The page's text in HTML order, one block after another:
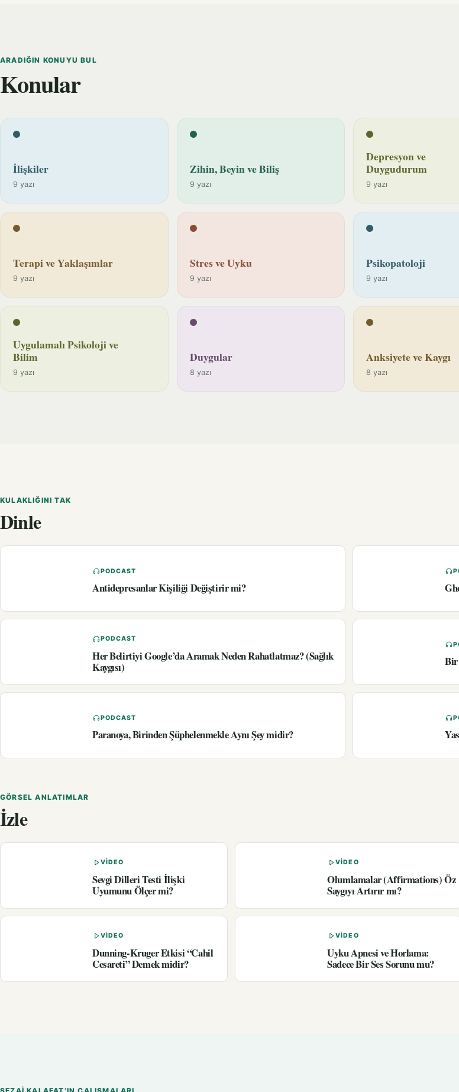
ARADIĞIN KONUYU BUL
Konular
İlişkiler
9 yazı
Zihin, Beyin ve Biliş
9 yazı
Depresyon ve
Duygudurum
9 yazı
Terapi ve Yaklaşımlar
9 yazı
Stres ve Uyku
9 yazı
Psikopatoloji
9 yazı
Uygulamalı Psikoloji ve
Bilim
9 yazı
Duygular
8 yazı
Anksiyete ve Kaygı
8 yazı
KULAKLIĞINI TAK
Dinle
PODCAST
Antidepresanlar Kişiliği Değiştirir mi?
PODCAST
Her Belirtiyi Google’da Aramak Neden Rahatlatmaz? (Sağlık
Kaygısı) Bir
PODCAST
Paranoya, Birinden Şüphelenmekle Aynı Şey midir?
GÖRSEL ANLATIMLAR
İzle
VIDEO
Sevgi Dilleri Testi İlişki
Uyumunu Ölçer mi?
VIDEO
Olumlamalar (Affirmations) Öz
Saygıyı Artırır mı?
VIDEO
Dunning-Kruger Etkisi “Cahil
Cesareti” Demek midir?
VIDEO
Uyku Apnesi ve Horlama:
Sadece Bir Ses Sorunu mu?